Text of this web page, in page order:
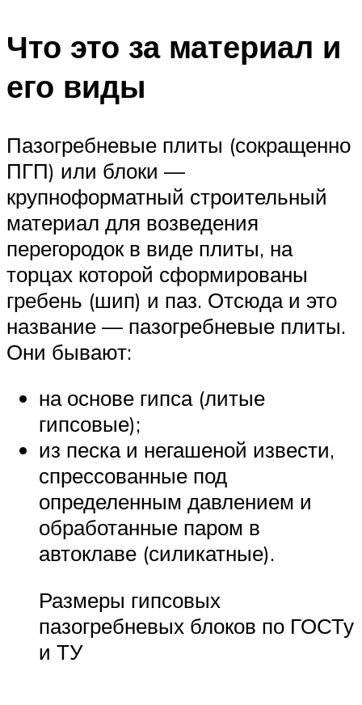
Что это за материал и
его виды
Пазогребневые плиты (сокращенно
ПГП) или блоки —
крупноформатный строительный
материал для возведения
перегородок в виде плиты, на
торцах которой сформированы
гребень (шип) и паз. Отсюда и это
название — пазогребневые плиты.
Они бывают:
на основе гипса (литые
гипсовые);
из песка и негашеной извести,
спрессованные под
определенным давлением и
обработанные паром в
автоклаве (силикатные).
Размеры гипсовых
пазогребневых блоков по ГОСТу
и ТУ